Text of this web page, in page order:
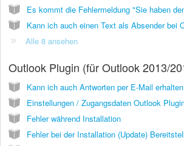
Kann ich auch einen Text als Absender bei
Alle 8 ansehen
Outlook Plugin (für Outlook 2013/
Kann ich auch Antworten per E-Mail
Einstellungen / Zugangsdaten Outlook
Fehler während Installation